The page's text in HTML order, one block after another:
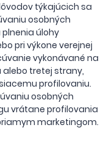
týkajúcich sa
osobných
úlohy
pri výkone verejnej
vykonávané na
alebo tretej strany,
profilovaniu.
osobných
vrátane profilovania
marketingom.